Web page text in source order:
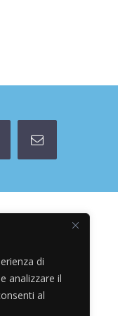
di
analizzare il
al
Email